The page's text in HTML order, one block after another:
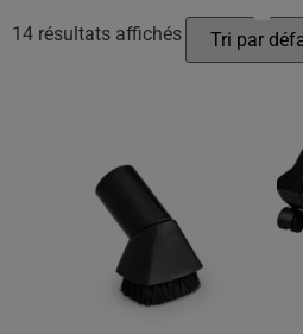
14 résultats affichés